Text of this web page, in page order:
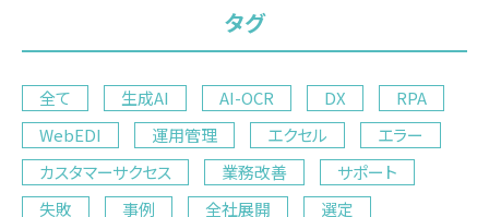
タグ
全て 生成AI AI-OCR DX
RPA
WebEDI
運用管理 エクセル
エラー
カスタマーサクセス
業務改善
サポート
失敗
事例 全社展開
選定